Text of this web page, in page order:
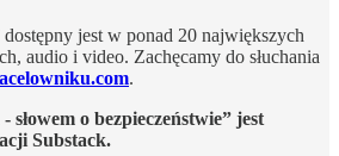
jest w ponad 20 największych
audio i video. Zachęcamy do słuchania
.
o bezpieczeństwie” jest
Substack.